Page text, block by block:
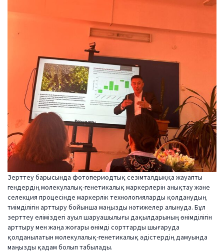
Зерттеу барысында фотопериодтық сезімталдыққа жауапты
гендердің молекулалық-генетикалық маркерлерін анықтау және
селекция процесінде маркерлік технологияларды қолданудың
тиімділігін арттыру бойынша маңызды нәтижелер алынуда. Бұл
зерттеу еліміздегі ауыл шаруашылығы дақылдарының өнімділігін
арттыру мен жаңа жоғары өнімді сорттарды шығаруда
қолданылатын молекулалық-генетикалық әдістердің дамуында
маңызды қадам болып табылады.